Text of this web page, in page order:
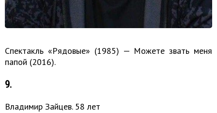
Спектакль «Рядовые» (1985) — Можете звать меня
папой (2016).
9.
Владимир Зайцев. 58 лет